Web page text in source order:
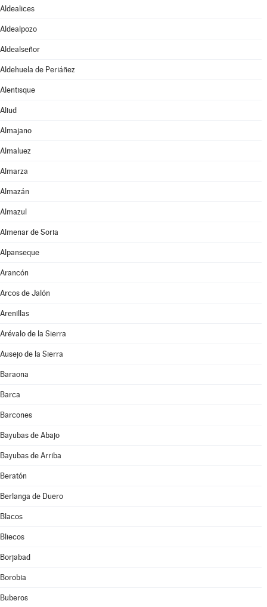
Aldealices
Aldealpozo
Aldealseñor
Aldehuela de Periáñez
Alentisque
Aliud
Almajano
Almaluez
Almarza
Almazán
Almazul
Almenar de Soria
Alpanseque
Arancón
Arcos de Jalón
Arenillas
Arévalo de la Sierra
Ausejo de la Sierra
Baraona
Barca
Barcones
Bayubas de Abajo
Bayubas de Arriba
Beratón
Berlanga de Duero
Blacos
Bliecos
Borjabad
Borobia
Buberos